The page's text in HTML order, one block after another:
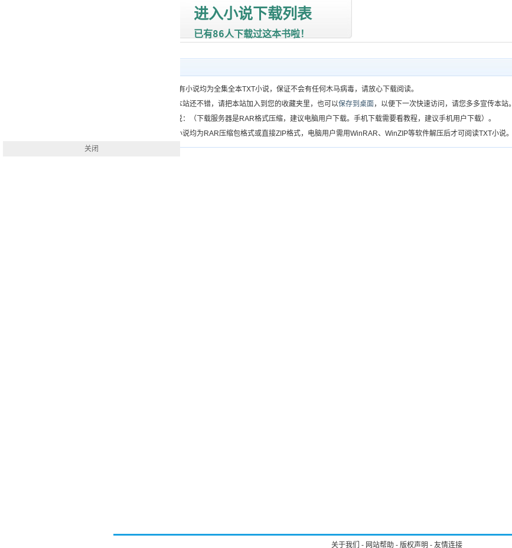
进入小说下载列表
已有86人下载过这本书啦！
一、（www.）所有小说均为全集全本TXT小说，保证不会有任何木马病毒，请放心下载阅读。
二、如果您觉得本站还不错，请把本站加入到您的收藏夹里，也可以保存到桌面 ，以便下一次快速访问，请您多多宣传本站。
三、如何下载小说：（下载服务器是RAR格式压缩，建议电脑用户下载。手机下载需要看教程，建议手机用户下载）。
四、本站下载的小说均为RAR压缩包格式或直接ZIP格式，电脑用户需用WinRAR、WinZIP等软件解压后才可阅读TXT小说。
关于我们 - 网站帮助 - 版权声明 - 友情连接
关闭